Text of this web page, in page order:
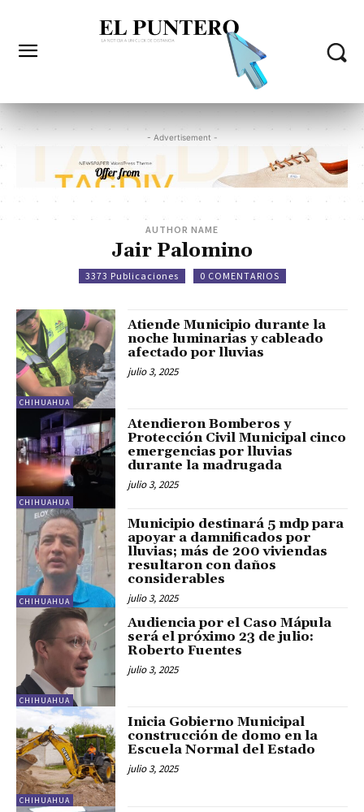
- Advertisement -
AUTHOR NAME
Jair Palomino
3373 Publicaciones 0 COMENTARIOS
CHIHUAHUA
Atiende Municipio durante la
noche luminarias y cableado
afectado por lluvias
julio 3, 2025
CHIHUAHUA
Atendieron Bomberos y
Protección Civil Municipal cinco
emergencias por lluvias
durante la madrugada
julio 3, 2025
CHIHUAHUA
Municipio destinará 5 mdp para
apoyar a damnificados por
lluvias; más de 200 viviendas
resultaron con daños
considerables
julio 3, 2025
CHIHUAHUA
Audiencia por el Caso Mápula
será el próximo 23 de julio:
Roberto Fuentes
julio 3, 2025
CHIHUAHUA
Inicia Gobierno Municipal
construcción de domo en la
Escuela Normal del Estado
julio 3, 2025